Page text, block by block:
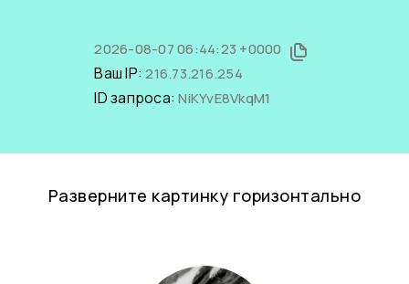
2026-08-07 06:44:23 +0000
Ваш IP:216.73.216.254
ID запроса:NiKYvE8VkqM1
Разверните картинку горизонтально